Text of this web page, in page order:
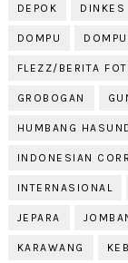
DEPOK DINKES
DOMPU
FLEZZ/BERITA
GROBOGAN
HUMBANG
INDONESIAN
INTERNASIONAL
JEPARA
KARAWANG